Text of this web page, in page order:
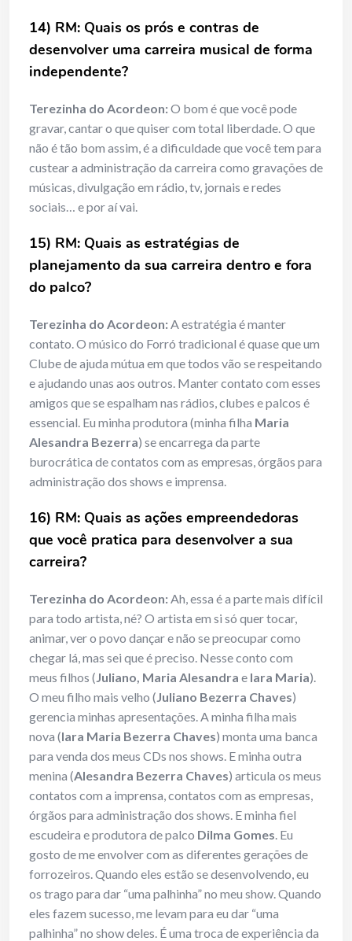
14) RM: Quais os prós e contras de
desenvolver uma carreira musical de forma
independente?
Terezinha do Acordeon:O bom é que você pode
gravar, cantar o que quiser com total liberdade. O que
não é tão bom assim, é a dificuldade que você tem para
custear a administração da carreira como gravações de
músicas, divulgação em rádio, tv, jornais e redes
sociais… e por aí vai.
15) RM: Quais as estratégias de
planejamento da sua carreira dentro e fora
do palco?
Terezinha do Acordeon:A estratégia é manter
contato. O músico do Forró tradicional é quase que um
Clube de ajuda mútua em que todos vão se respeitando
e ajudando unas aos outros. Manter contato com esses
amigos que se espalham nas rádios, clubes e palcos é
essencial. Eu minha produtora (minha filha Maria
Alesandra Bezerra) se encarrega da parte
burocrática de contatos com as empresas, órgãos para
administração dos shows e imprensa.
16) RM: Quais as ações empreendedoras
que você pratica para desenvolver a sua
carreira?
Terezinha do Acordeon:Ah, essa é a parte mais difícil
para todo artista, né? O artista em si só quer tocar,
animar, ver o povo dançar e não se preocupar como
chegar lá, mas sei que é preciso. Nesse conto com
meus filhos (Juliano, Maria Alesandra e Iara Maria).
O meu filho mais velho (Juliano Bezerra Chaves)
gerencia minhas apresentações. A minha filha mais
nova (Iara Maria Bezerra Chaves) monta uma banca
para venda dos meus CDs nos shows. E minha outra
menina (Alesandra Bezerra Chaves) articula os meus
contatos com a imprensa, contatos com as empresas,
órgãos para administração dos shows. E minha fiel
escudeira e produtora de palco Dilma Gomes. Eu
gosto de me envolver com as diferentes gerações de
forrozeiros. Quando eles estão se desenvolvendo, eu
os trago para dar “uma palhinha” no meu show. Quando
eles fazem sucesso, me levam para eu dar “uma
palhinha” no show deles. É uma troca de experiência da